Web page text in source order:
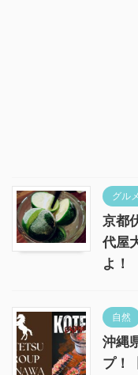
グルメ
京都
代屋
よ！
自然
沖縄
プ！